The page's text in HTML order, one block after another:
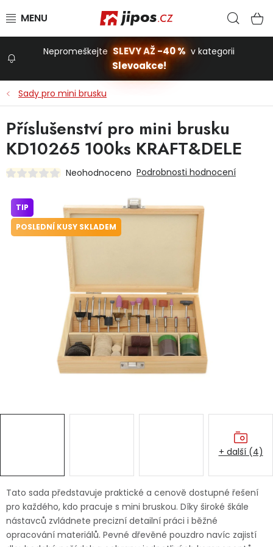
Stavba a dům
Domácnost
Dětská hřiště
Autodoplňky
Vánoce
Nepromeškejte SLEVY AŽ -40 % v kategorii
Slevoakce!
Sady pro mini brusku
Tato sada představuje praktické a cenově dostupné řešení
pro každého, kdo pracuje s mini bruskou. Díky široké škále
nástavců zvládnete precizní detailní práci i běžné
opracování materiálů. Pevné dřevěné pouzdro navíc zajistí
Příslušenství pro mini brusku
KD10265 100ks KRAFT&DELE
Neohodnoceno Podrobnosti hodnocení
TIP
POSLEDNÍ KUSY SKLADEM
+ další (4)